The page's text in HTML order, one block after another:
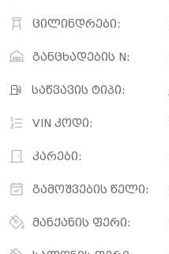
ცილინდრები:
განცხადების N:
საწვავის ტიპი:
VIN კოდი:
კარები:
გამოშვების წელი:
მანქანის ფერი: